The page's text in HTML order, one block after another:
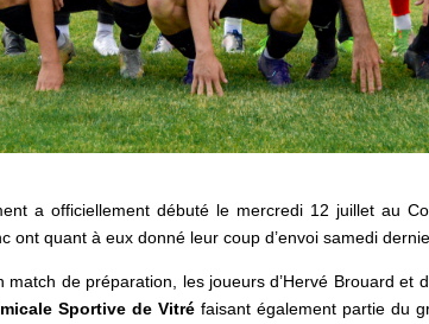
a officiellement débuté le mercredi 12 juillet au
ont quant à eux donné leur coup d’envoi samedi
match de préparation, les joueurs d’Hervé Brouard et
Sportive de Vitré faisant également partie du